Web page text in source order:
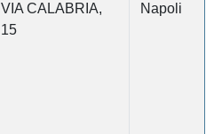
VIA CALABRIA,
15
Napoli